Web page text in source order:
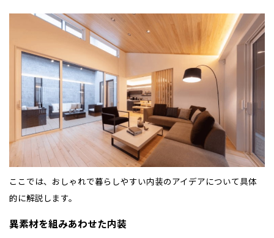
ここでは、おしゃれで暮らしやすい内装のアイデアについて具体
的に解説します。
異素材を組みあわせた内装